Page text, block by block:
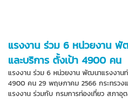
แรงงาน ร่วม 6 หน่วยงาน พั
และบริการ ตั้งเป้า 4900 คน
แรงงาน ร่วม 6 หน่วยงาน พัฒนาแรงงานท่
4900 คน 29 พฤษภาคม 2566 กระทรวง
แรงงาน ร่วมกับ กรมการท่องเที่ยว สภาอุต